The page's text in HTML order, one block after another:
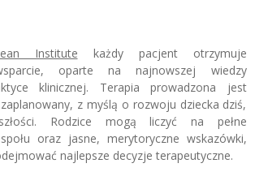
Institute każdy pacjent otrzymuje
oparte na najnowszej wiedzy
klinicznej. Terapia prowadzona jest
z myślą o rozwoju dziecka dziś,
Rodzice mogą liczyć na pełne
oraz jasne, merytoryczne wskazówki,
najlepsze decyzje terapeutyczne.